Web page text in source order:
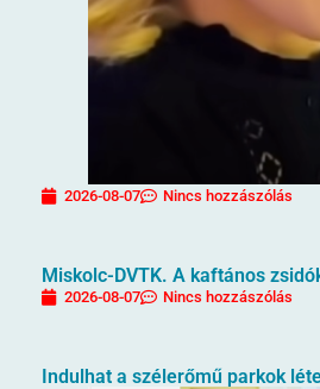
2026-08-07 Nincs hozzászólás
Miskolc-DVTK. A kaftános
2026-08-07 Nincs hozzászólás
Indulhat a szélerőmű parkok